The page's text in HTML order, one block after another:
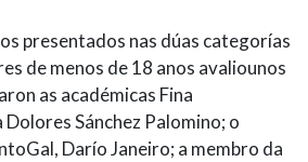
presentados nas dúas categorías
de menos de 18 anos avaliounos
as académicas Fina
Sánchez Palomino; o
Darío Janeiro; a membro da